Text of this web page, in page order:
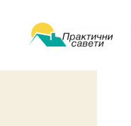
савети